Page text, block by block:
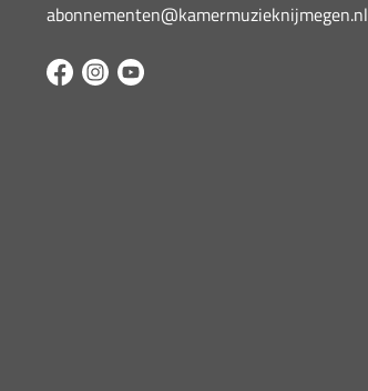
abonnementen@kamermuzieknijmegen.nl